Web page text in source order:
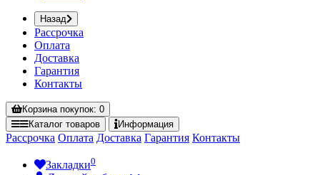
Назад
Рассрочка
Оплата
Доставка
Гарантия
Контакты
Корзинапокупок: 0
Каталог товаров Информация
Рассрочка Оплата Доставка Гарантия Контакты
Закладки0